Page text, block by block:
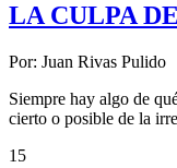
LA CULPA
Por: Juan Rivas Pulido
Siempre hay algo de
cierto o posible de la
15